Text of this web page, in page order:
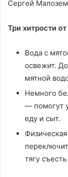
Сергей
Три хитрости
Вода с
освежит.
мятной
Немного
— помогут
еду и сыт.
тягу